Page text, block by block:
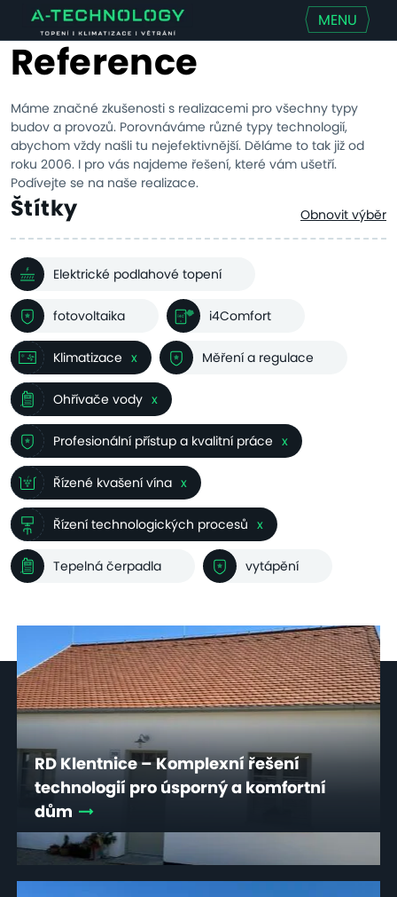
MENU
Reference
Máme značné zkušenosti s realizacemi pro všechny typy
budov a provozů. Porovnáváme různé typy technologií,
abychom vždy našli tu nejefektivnější. Děláme to tak již od
roku 2006. I pro vás najdeme řešení, které vám ušetří.
Podívejte se na naše realizace.
Štítky Obnovit výběr
Elektrické podlahové topení
fotovoltaika i4Comfort
Klimatizace x Měření a regulace
Ohřívače vody x
Profesionální přístup a kvalitní práce x
Řízené kvašení vína x
Řízení technologických procesů x
Tepelná čerpadla vytápění
RD Klentnice – Komplexní řešení
technologií pro úsporný a komfortní
dům